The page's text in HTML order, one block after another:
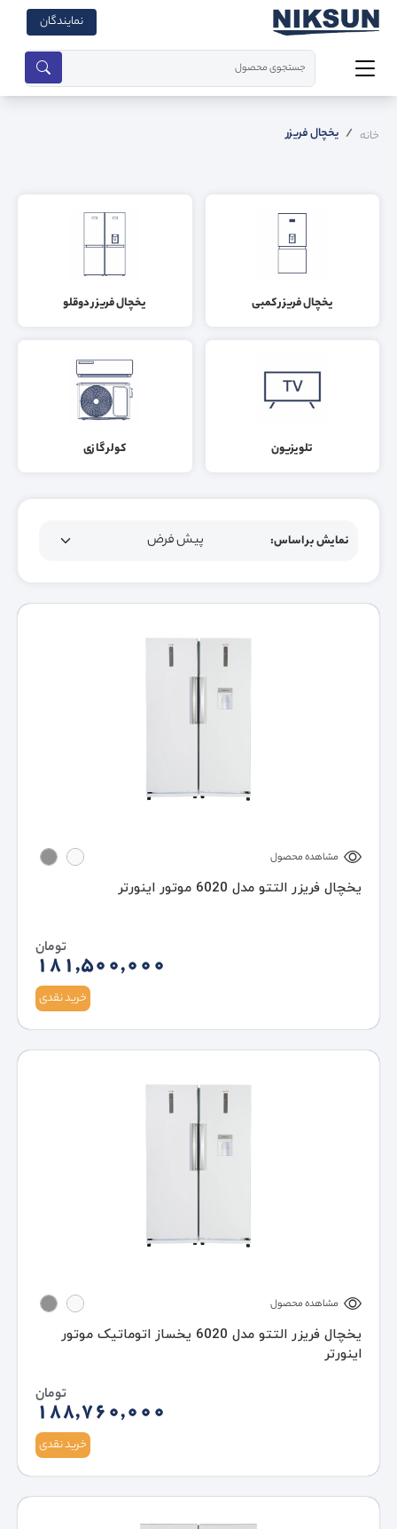
نمایندگان
خانه یخچال فریزر
یخچال فریزر کمبی یخچال فریزر دوقلو
تلویزیون کولر گازی
نمایش بر اساس:
مشاهده محصول
یخچال فریزر التتو مدل 6020 موتور اینورتر
181,500,000
تومان
خرید نقدی
مشاهده محصول
یخچال فریزر التتو مدل 6020 یخساز اتوماتیک موتور
اینورتر
188,760,000
تومان
خرید نقدی